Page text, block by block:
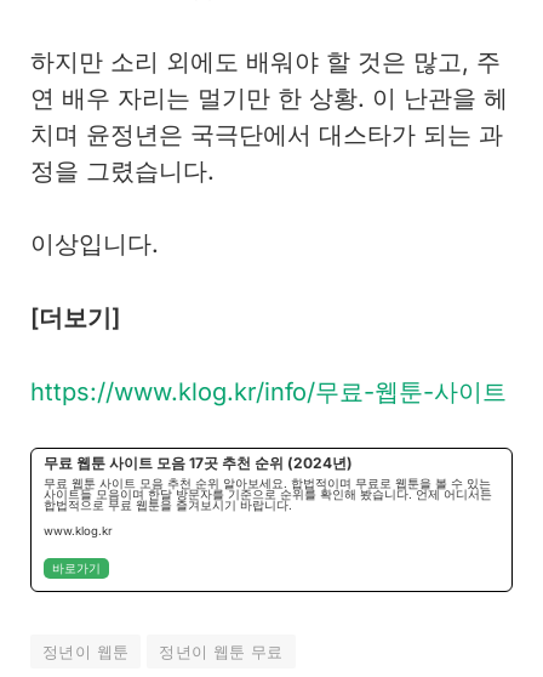
하지만 소리 외에도 배워야 할 것은 많고, 주
연 배우 자리는 멀기만 한 상황. 이 난관을 헤
치며 윤정년은 국극단에서 대스타가 되는 과
정을 그렸습니다.
이상입니다.
[더보기]
https://www.klog.kr/info/무료-웹툰-사이트
무료 웹툰 사이트 모음 17곳 추천 순위 (2024년)
무료 웹툰 사이트 모음 추천 순위 알아보세요. 합법적이며 무료로 웹툰을 볼 수 있는
사이트들 모음이며 한달 방문자를 기준으로 순위를 확인해 봤습니다. 언제 어디서든
합법적으로 무료 웹툰을 즐겨보시기 바랍니다.
www.klog.kr
바로가기
정년이 웹툰 정년이 웹툰 무료